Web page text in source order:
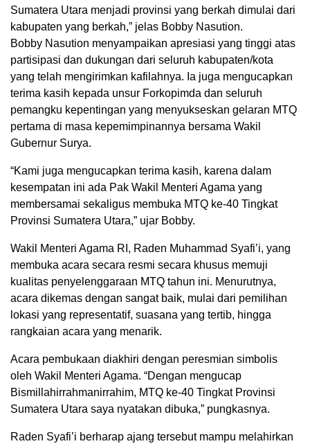
Sumatera Utara menjadi provinsi yang berkah dimulai dari
kabupaten yang berkah,” jelas Bobby Nasution.
Bobby Nasution menyampaikan apresiasi yang tinggi atas
partisipasi dan dukungan dari seluruh kabupaten/kota
yang telah mengirimkan kafilahnya. Ia juga mengucapkan
terima kasih kepada unsur Forkopimda dan seluruh
pemangku kepentingan yang menyukseskan gelaran MTQ
pertama di masa kepemimpinannya bersama Wakil
Gubernur Surya.
“Kami juga mengucapkan terima kasih, karena dalam
kesempatan ini ada Pak Wakil Menteri Agama yang
membersamai sekaligus membuka MTQ ke-40 Tingkat
Provinsi Sumatera Utara,” ujar Bobby.
Wakil Menteri Agama RI, Raden Muhammad Syafi’i, yang
membuka acara secara resmi secara khusus memuji
kualitas penyelenggaraan MTQ tahun ini. Menurutnya,
acara dikemas dengan sangat baik, mulai dari pemilihan
lokasi yang representatif, suasana yang tertib, hingga
rangkaian acara yang menarik.
Acara pembukaan diakhiri dengan peresmian simbolis
oleh Wakil Menteri Agama. “Dengan mengucap
Bismillahirrahmanirrahim, MTQ ke-40 Tingkat Provinsi
Sumatera Utara saya nyatakan dibuka,” pungkasnya.
Raden Syafi’i berharap ajang tersebut mampu melahirkan